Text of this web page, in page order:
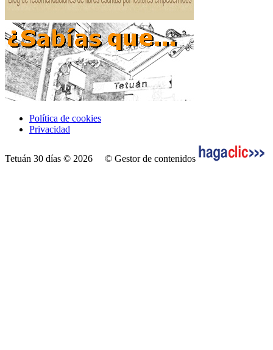
Política de cookies
Privacidad
Tetuán 30 días © 2026 © Gestor de contenidos